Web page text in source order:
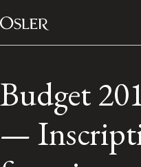
Passer au contenu
Main
Budget
—